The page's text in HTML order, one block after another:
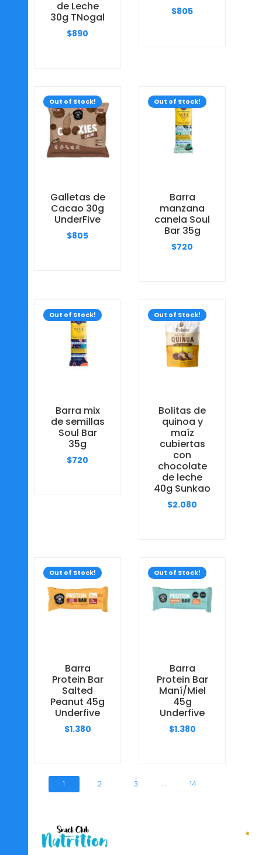
de Leche
30g TNogal
$890
$805
Out of Stock!
Galletas de
Cacao 30g
UnderFive
$805
Out of Stock!
Barra
manzana
canela Soul
Bar 35g
$720
Out of Stock!
Barra mix
de semillas
Soul Bar
35g
$720
Out of Stock!
Bolitas de
quinoa y
maíz
cubiertas
con
chocolate
de leche
40g Sunkao
$2.080
Out of Stock!
Barra
Protein Bar
Salted
Peanut 45g
Underfive
$1.380
Out of Stock!
Barra
Protein Bar
Maní/Miel
45g
Underfive
$1.380
1 2 3 ... 14